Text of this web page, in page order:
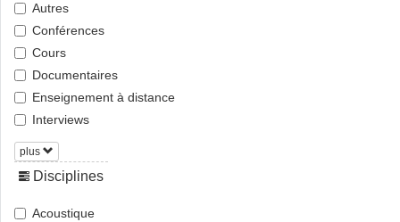
Autres
Conférences
Cours
Documentaires
Enseignement à distance
Interviews
plus
Disciplines
Acoustique